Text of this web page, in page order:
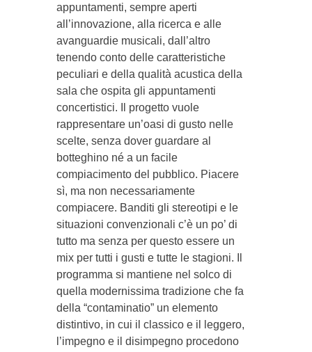
appuntamenti, sempre aperti
all’innovazione, alla ricerca e alle
avanguardie musicali, dall’altro
tenendo conto delle caratteristiche
peculiari e della qualità acustica della
sala che ospita gli appuntamenti
concertistici. Il progetto vuole
rappresentare un’oasi di gusto nelle
scelte, senza dover guardare al
botteghino né a un facile
compiacimento del pubblico. Piacere
sì, ma non necessariamente
compiacere. Banditi gli stereotipi e le
situazioni convenzionali c’è un po’ di
tutto ma senza per questo essere un
mix per tutti i gusti e tutte le stagioni. Il
programma si mantiene nel solco di
quella modernissima tradizione che fa
della “contaminatio” un elemento
distintivo, in cui il classico e il leggero,
l’impegno e il disimpegno procedono